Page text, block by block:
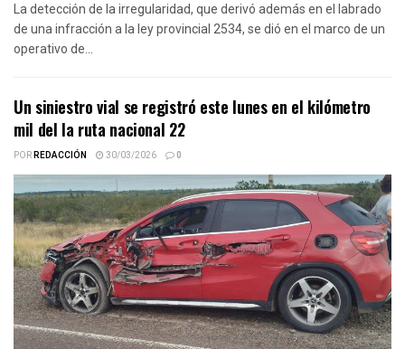
La detección de la irregularidad, que derivó además en el labrado
de una infracción a la ley provincial 2534, se dió en el marco de un
operativo de...
Un siniestro vial se registró este lunes en el kilómetro
mil del la ruta nacional 22
PORREDACCIÓN 30/03/2026 0